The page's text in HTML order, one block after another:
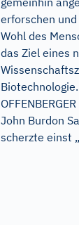
erforschen und
Wohl des
das Ziel eines
John Burdon
scherzte einst